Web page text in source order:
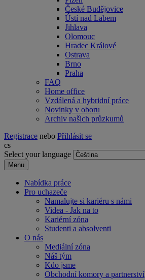
České Budějovice
Ústí nad Labem
Jihlava
Olomouc
Hradec Králové
Ostrava
Brno
Praha
FAQ
Home office
Vzdálená a hybridní práce
Novinky v oboru
Archiv našich průzkumů
Registrace nebo Přihlásit se
cs
Select your language
Menu
Nabídka práce
Pro uchazeče
Namalujte si kariéru s námi
Videa - Jak na to
Kariérní zóna
Studenti a absolventi
O nás
Mediální zóna
Náš tým
Kdo jsme
Obchodní komory a partnerství